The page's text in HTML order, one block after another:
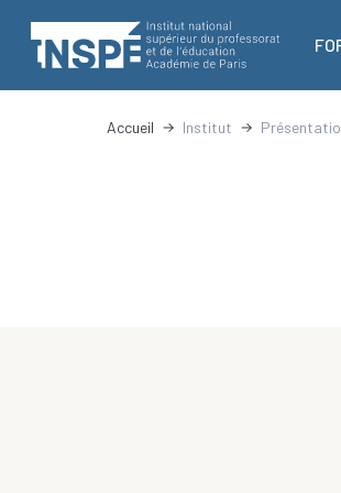
contenu
principal
principale
Accueil Institut